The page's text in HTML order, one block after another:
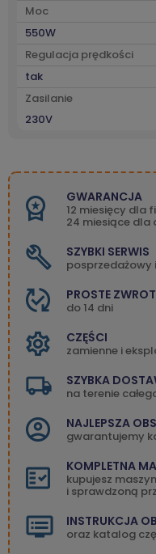
Moc
550W
Regulacja prędkości
tak
Zasilanie
230V
GWARANCJA
12 miesięcy dla
24 miesiące
SZYBKI SERWIS
PROSTE
do 14 dni
CZĘŚCI
zamienne i
SZYBKA
na terenie
NAJLEPSZA
gwarantujemy
KOMPLETNA
kupujesz
i sprawdzoną
INSTRUKCJA
oraz katalog